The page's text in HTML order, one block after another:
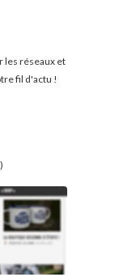
les réseaux et
fil d'actu !